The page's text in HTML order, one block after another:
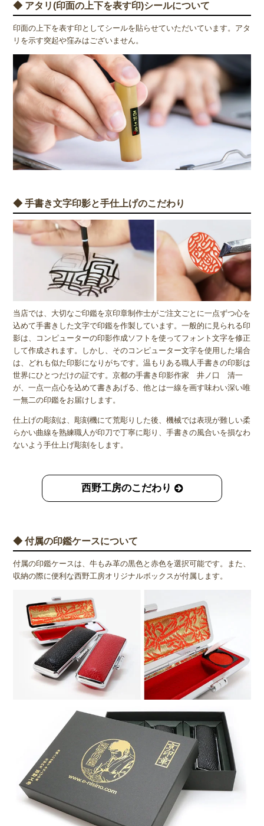
◆ アタリ(印面の上下を表す印)シールについて
印面の上下を表す印としてシールを貼らせていただいています。アタ
リを示す突起や窪みはございません。
◆ 手書き文字印影と手仕上げのこだわり
当店では、大切なご印鑑を京印章制作士がご注文ごとに一点ずつ心を
込めて手書きした文字で印鑑を作製しています。一般的に見られる印
影は、コンピューターの印影作成ソフトを使ってフォント文字を修正
して作成されます。しかし、そのコンピューター文字を使用した場合
は、どれも似た印影になりがちです。温もりある職人手書きの印影は
世界にひとつだけの証です。京都の手書き印影作家 井ノ口 清一
が、一点一点心を込めて書きあげる、他とは一線を画す味わい深い唯
一無二の印鑑をお届けします。
仕上げの彫刻は、彫刻機にて荒彫りした後、機械では表現が難しい柔
らかい曲線を熟練職人が印刀で丁寧に彫り、手書きの風合いを損なわ
ないよう手仕上げ彫刻をします。
西野工房のこだわり
◆ 付属の印鑑ケースについて
付属の印鑑ケースは、牛もみ革の黒色と赤色を選択可能です。また、
収納の際に便利な西野工房オリジナルボックスが付属します。